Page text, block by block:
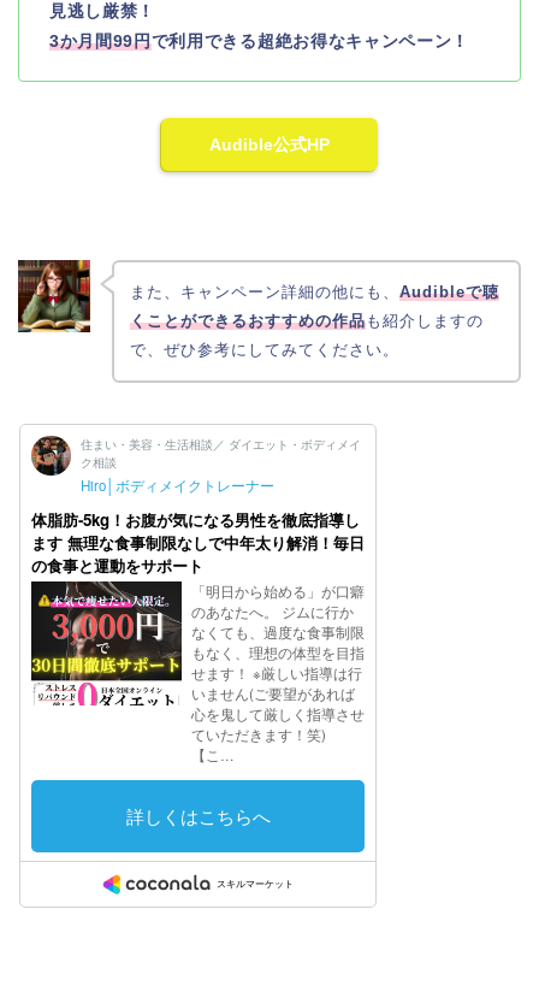
見逃し厳禁！
3か月間99円で利用できる超絶お得なキャンペーン！
Audible公式HP
また、キャンペーン詳細の他にも、 Audibleで聴
くことができるおすすめの作品も紹介しますの
で、ぜひ参考にしてみてください。